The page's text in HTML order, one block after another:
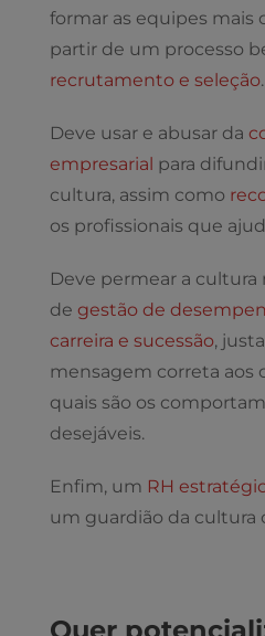
formar as equipes mais
partir de um processo
recrutamento e seleção.
Deve usar e abusar da
empresarial para
cultura, assim como
os profissionais que
Deve permear a cultura
de gestão de
carreira e sucessão,
mensagem correta aos
quais são os
desejáveis.
Enfim, um RH
um guardião da cultura